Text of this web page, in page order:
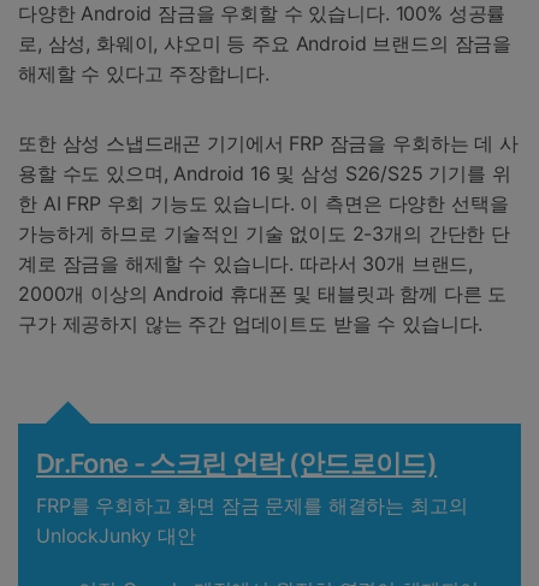
다양한 Android 잠금을 우회할 수 있습니다. 100% 성공률
로, 삼성, 화웨이, 샤오미 등 주요 Android 브랜드의 잠금을
해제할 수 있다고 주장합니다.
또한 삼성 스냅드래곤 기기에서 FRP 잠금을 우회하는 데 사
용할 수도 있으며, Android 16 및 삼성 S26/S25 기기를 위
한 AI FRP 우회 기능도 있습니다. 이 측면은 다양한 선택을
가능하게 하므로 기술적인 기술 없이도 2-3개의 간단한 단
계로 잠금을 해제할 수 있습니다. 따라서 30개 브랜드,
2000개 이상의 Android 휴대폰 및 태블릿과 함께 다른 도
구가 제공하지 않는 주간 업데이트도 받을 수 있습니다.
Dr.Fone - 스크린 언락 (안드로이드)
FRP를 우회하고 화면 잠금 문제를 해결하는 최고의
UnlockJunky 대안